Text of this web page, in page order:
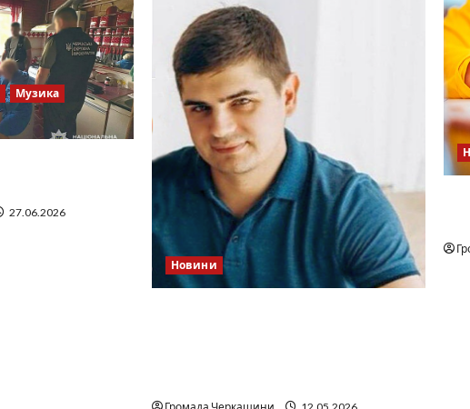
Музика
27.06.2026
Новини